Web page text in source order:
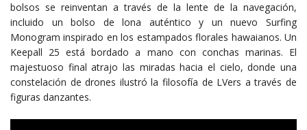
bolsos se reinventan a través de la lente de la navegación,
incluido un bolso de lona auténtico y un nuevo Surfing
Monogram inspirado en los estampados florales hawaianos. Un
Keepall 25 está bordado a mano con conchas marinas. El
majestuoso final atrajo las miradas hacia el cielo, donde una
constelación de drones ilustró la filosofía de LVers a través de
figuras danzantes.